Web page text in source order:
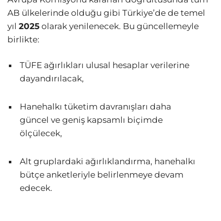
AB ülkelerinde olduğu gibi Türkiye’de de temel
yıl 2025 olarak yenilenecek. Bu güncellemeyle
birlikte:
TÜFE ağırlıkları ulusal hesaplar verilerine
dayandırılacak,
Hanehalkı tüketim davranışları daha
güncel ve geniş kapsamlı biçimde
ölçülecek,
Alt gruplardaki ağırlıklandırma, hanehalkı
bütçe anketleriyle belirlenmeye devam
edecek.